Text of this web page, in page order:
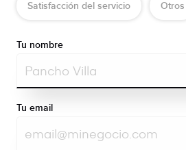
Satisfacción del servicio Otros
Tu nombre
Tu email